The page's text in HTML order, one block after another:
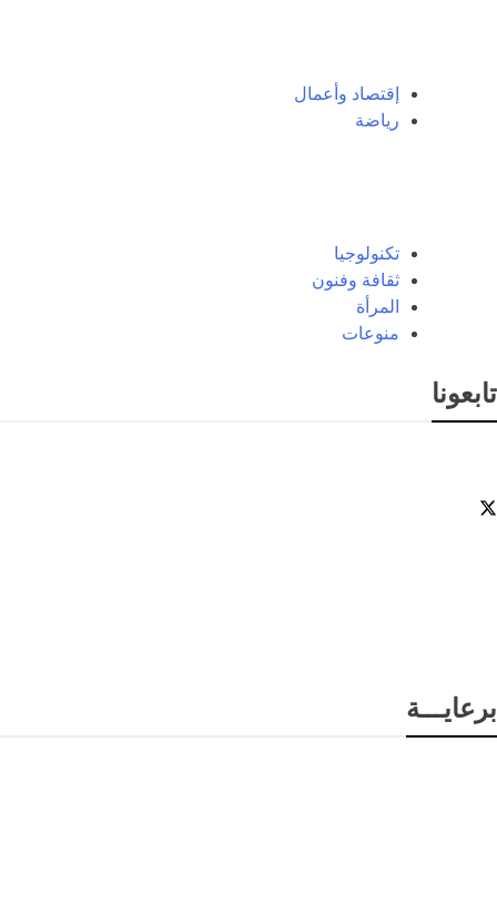
إقتصاد وأعمال
رياضة
تكنولوجيا
ثقافة وفنون
المرأة
منوعات
تابعونا
برعايـــة